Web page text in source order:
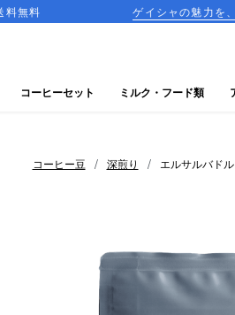
ゲイシャの魅力を、一箱に詰め
コーヒー豆 / 深煎り / エルサルバド
ス ウォッシュド
コーヒーセット ミルク・フード類